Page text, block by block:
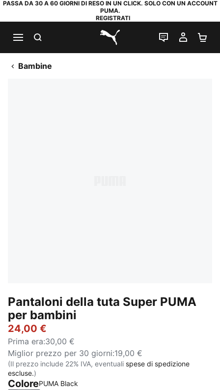
PASSA DA 30 A 60 GIORNI DI RESO IN UN CLICK. SOLO CON UN ACCOUNT
PUMA.
REGISTRATI
PUMA.com
CHAT IL MIO
Bambine
Pantaloni della tuta Super PUMA
per bambini
24,00 €
Prima era:30,00 €
Miglior prezzo per 30 giorni:19,00 €
(Il prezzo include 22% IVA, eventuali spese di spedizione
escluse.)
ColorePUMA Black